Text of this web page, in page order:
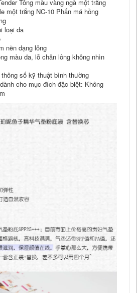
Tông màu vàng ngà một trắng
một trắng NC-10 Phấn má hồng
loại da
nền dạng lỏng
màu da, lỗ chân lông không nhìn
số kỹ thuật bình thường
cho mục đích đặc biệt: Không